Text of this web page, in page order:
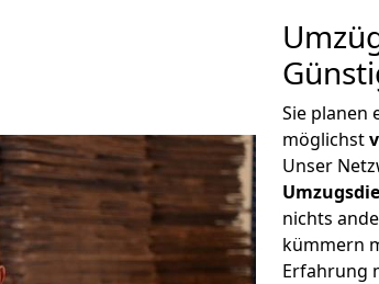
Sie planen
möglichst
Unser
nichts
kümmern
Erfahrung